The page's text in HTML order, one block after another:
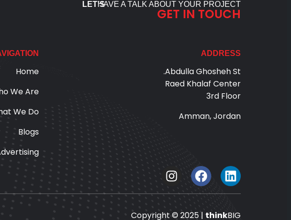
HAVE A TALK ABOUT YOUR PROJECT
LET’S
GET IN TOUCH
ADDRESS
Abdulla Ghosheh St.
Raed Khalaf Center
3rd Floor
Amman, Jordan
Home
We Are
We Do
Blogs
Copyright © 2025 | thinkBIG